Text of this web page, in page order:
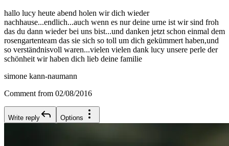
hallo lucy heute abend holen wir dich wieder
nachhause...endlich...auch wenn es nur deine urne ist wir sind froh
das du dann wieder bei uns bist...und danken jetzt schon einmal dem
rosengartenteam das sie sich so toll um dich gekümmert haben,und
so verständnisvoll waren...vielen vielen dank lucy unsere perle der
schönheit wir haben dich lieb deine familie
simone kann-naumann
Comment from 02/08/2016
Write reply Options